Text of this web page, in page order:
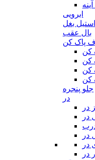
ابرویی
استیل بغل
بال عقب
پاک کن
کن
کن
کن
کن
جلو پنجره
در
در
در
در
در
در